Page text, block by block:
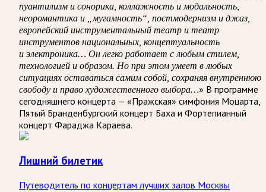
пуантилизм и сонорика, коллажность и модальность,
неоромантика и „мугамность“, постмодернизм и джаз,
европейский инструментальный театр и театр
инструментов национальных, концептуальность
и электроника… Он легко работает с любым стилем,
технологией и образом. Но при этом умеет в любых
ситуациях оставаться самим собой, сохраняя внутреннюю
свободу и право художественного выбора…» В программе
сегодняшнего концерта — «Пражская» симфония Моцарта,
Пятый Бранденбургский концерт Баха и Фортепианный
концерт Фараджа Караева.
Лишний билетик
Путеводитель по концертам лучших залов Москвы